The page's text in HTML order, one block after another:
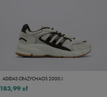
ADIDAS CRAZYCHAOS 2000 J
183,99 zł